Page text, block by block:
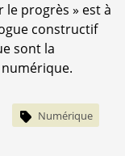
le progrès » est à
constructif
sont la
Numérique